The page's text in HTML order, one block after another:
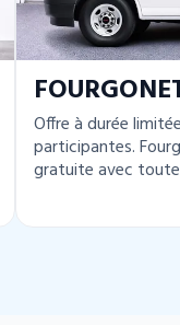
Offre à durée
participantes.
gratuite avec